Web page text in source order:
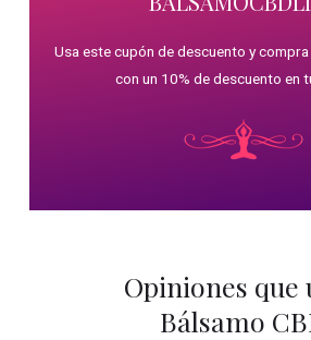
Usa este cupón de descuento y compra
con un 10% de descuento en
Opiniones que
Bálsamo